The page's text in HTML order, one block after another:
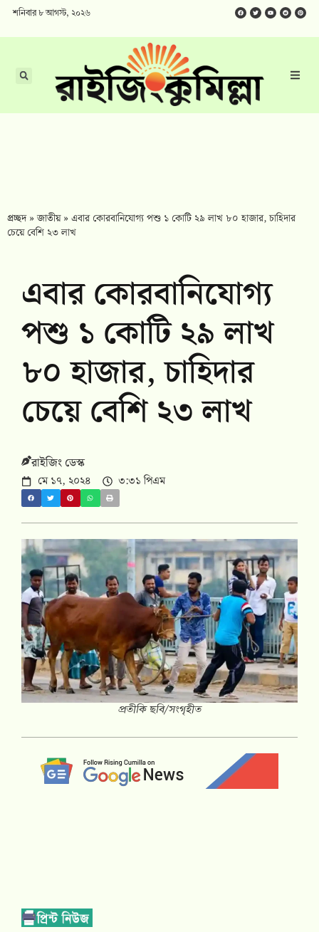
শনিবার ৮ আগস্ট, ২০২৬
প্রচ্ছদ»জাতীয়»এবার কোরবানিযোগ্য পশু ১ কোটি ২৯ লাখ ৮০ হাজার, চাহিদার
চেয়ে বেশি ২৩ লাখ
এবার কোরবানিযোগ্য
পশু ১ কোটি ২৯ লাখ
৮০ হাজার, চাহিদার
চেয়ে বেশি ২৩ লাখ
রাইজিং ডেস্ক
মে ১৭, ২০২৪ ৩:৩১ পিএম
প্রতীকি ছবি/সংগৃহীত